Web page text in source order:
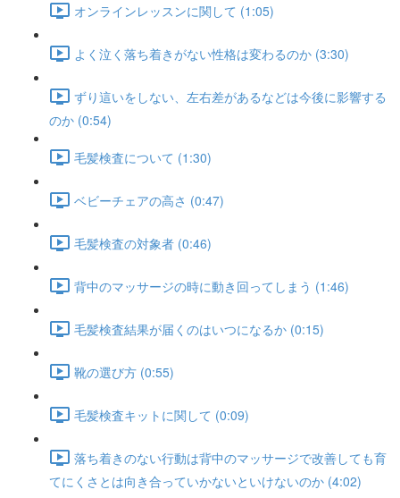
オンラインレッスンに関して (1:05)
よく泣く落ち着きがない性格は変わるのか (3:30)
ずり這いをしない、左右差があるなどは今後に影響する
のか (0:54)
毛髪検査について (1:30)
ベビーチェアの高さ (0:47)
毛髪検査の対象者 (0:46)
背中のマッサージの時に動き回ってしまう (1:46)
毛髪検査結果が届くのはいつになるか (0:15)
靴の選び方 (0:55)
毛髪検査キットに関して (0:09)
落ち着きのない行動は背中のマッサージで改善しても育
てにくさとは向き合っていかないといけないのか (4:02)